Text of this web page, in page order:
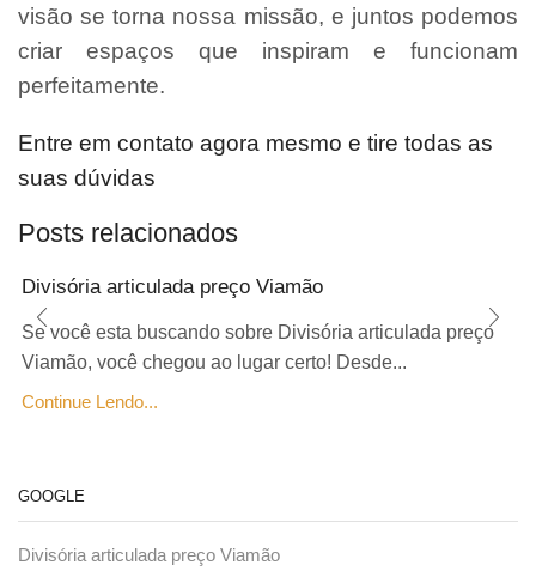
visão se torna nossa missão, e juntos podemos
criar espaços que inspiram e funcionam
perfeitamente.
Entre em contato agora mesmo e tire todas as
suas dúvidas
Posts relacionados
Divisória articulada preço Viamão
Se você esta buscando sobre Divisória articulada preço
Viamão, você chegou ao lugar certo! Desde...
Continue Lendo...
GOOGLE
Divisória articulada preço Viamão